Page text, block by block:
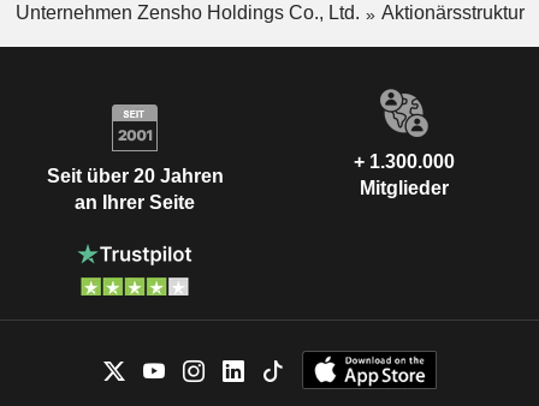
Unternehmen Zensho Holdings Co., Ltd.
Aktionärsstruktur
Seit über 20 Jahren
an Ihrer Seite
+ 1.300.000
Mitglieder